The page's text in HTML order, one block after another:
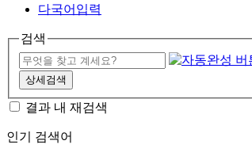
다국어입력
검색
상세검색
결과 내 재검색
인기 검색어